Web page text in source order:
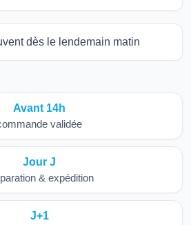
dès le lendemain matin
Avant 14h
validée
Jour J
& expédition
J+1